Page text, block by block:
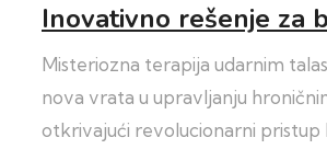
Inovativno rešenje za
Misteriozna terapija udarnim
nova vrata u upravljanju
otkrivajući revolucionarni pristup